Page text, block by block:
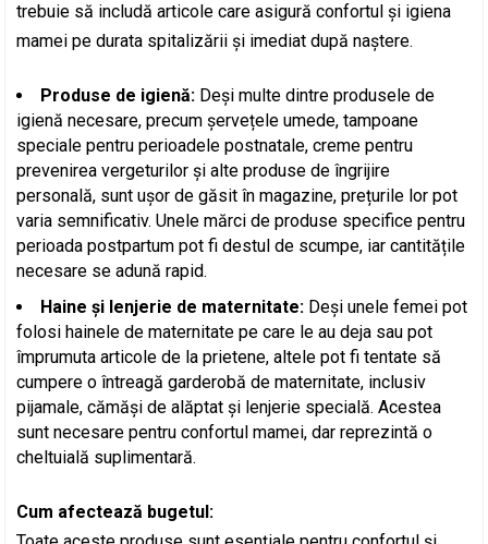
trebuie să includă articole care asigură confortul și igiena
mamei pe durata spitalizării și imediat după naștere.
Produse de igienă: Deși multe dintre produsele de
igienă necesare, precum șervețele umede, tampoane
speciale pentru perioadele postnatale, creme pentru
prevenirea vergeturilor și alte produse de îngrijire
personală, sunt ușor de găsit în magazine, prețurile lor pot
varia semnificativ. Unele mărci de produse specifice pentru
perioada postpartum pot fi destul de scumpe, iar cantitățile
necesare se adună rapid.
Haine și lenjerie de maternitate: Deși unele femei pot
folosi hainele de maternitate pe care le au deja sau pot
împrumuta articole de la prietene, altele pot fi tentate să
cumpere o întreagă garderobă de maternitate, inclusiv
pijamale, cămăși de alăptat și lenjerie specială. Acestea
sunt necesare pentru confortul mamei, dar reprezintă o
cheltuială suplimentară.
Cum afectează bugetul: